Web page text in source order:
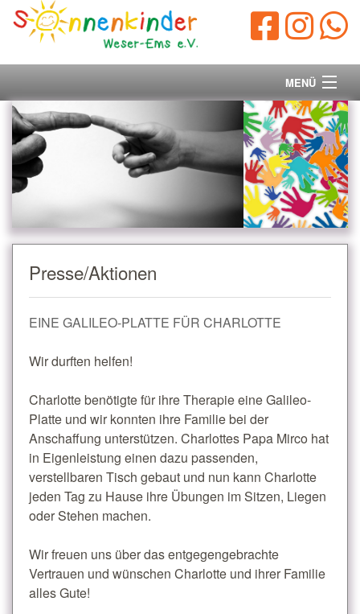
MENÜ
Vorstand
Unsere Ziele
Ihre Spende
Kontakt
Presse/Aktionen
EINE GALILEO-PLATTE FÜR CHARLOTTE
Wir durften helfen!
Charlotte benötigte für ihre Therapie eine Galileo-
Platte und wir konnten ihre Familie bei der
Anschaffung unterstützen. Charlottes Papa Mirco hat
in Eigenleistung einen dazu passenden,
verstellbaren Tisch gebaut und nun kann Charlotte
jeden Tag zu Hause ihre Übungen im Sitzen, Liegen
oder Stehen machen.
Wir freuen uns über das entgegengebrachte
Vertrauen und wünschen Charlotte und ihrer Familie
alles Gute!